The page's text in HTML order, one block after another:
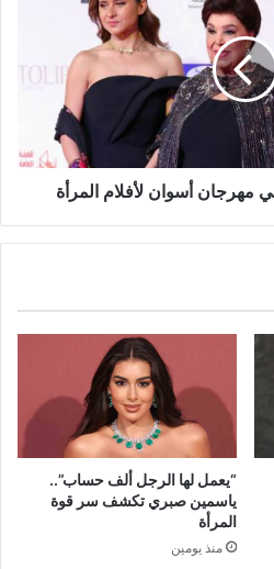
“يعمل لها الرجل ألف حساب”..
ياسمين صبري تكشف سر قوة
المرأة
منذ يومين